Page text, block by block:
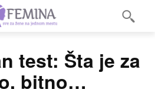
test: Šta je za
bitno…